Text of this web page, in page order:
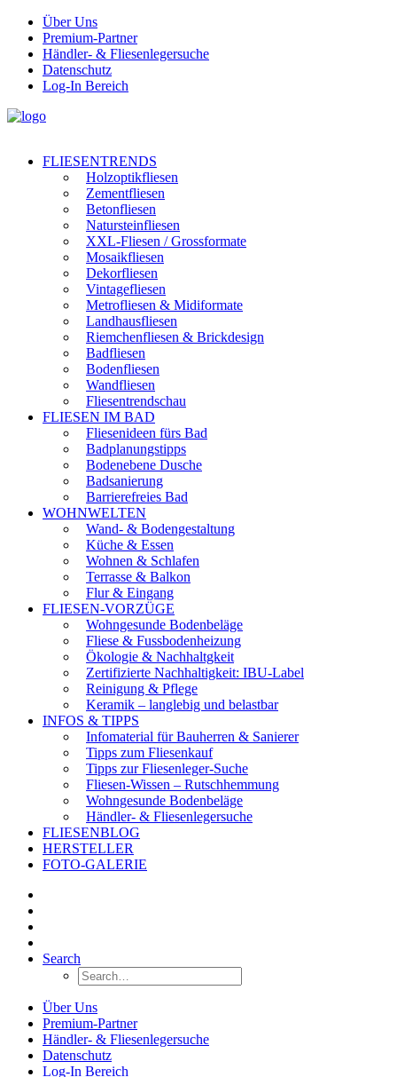
Über Uns
Premium-Partner
Händler- & Fliesenlegersuche
Datenschutz
Log-In Bereich
FLIESENTRENDS
Holzoptikfliesen
Zementfliesen
Betonfliesen
Natursteinfliesen
XXL-Fliesen / Grossformate
Mosaikfliesen
Dekorfliesen
Vintagefliesen
Metrofliesen & Midiformate
Landhausfliesen
Riemchenfliesen & Brickdesign
Badfliesen
Bodenfliesen
Wandfliesen
Fliesentrendschau
FLIESEN IM BAD
Fliesenideen fürs Bad
Badplanungstipps
Bodenebene Dusche
Badsanierung
Barrierefreies Bad
WOHNWELTEN
Wand- & Bodengestaltung
Küche & Essen
Wohnen & Schlafen
Terrasse & Balkon
Flur & Eingang
FLIESEN-VORZÜGE
Wohngesunde Bodenbeläge
Fliese & Fussbodenheizung
Ökologie & Nachhaltgkeit
Zertifizierte Nachhaltigkeit: IBU-Label
Reinigung & Pflege
Keramik – langlebig und belastbar
INFOS & TIPPS
Infomaterial für Bauherren & Sanierer
Tipps zum Fliesenkauf
Tipps zur Fliesenleger-Suche
Fliesen-Wissen – Rutschhemmung
Wohngesunde Bodenbeläge
Händler- & Fliesenlegersuche
FLIESENBLOG
HERSTELLER
FOTO-GALERIE
Search
Über Uns
Premium-Partner
Händler- & Fliesenlegersuche
Datenschutz
Log-In Bereich